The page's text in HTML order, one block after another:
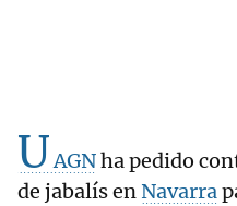
UAGNha pedido
de jabalís en Navarra